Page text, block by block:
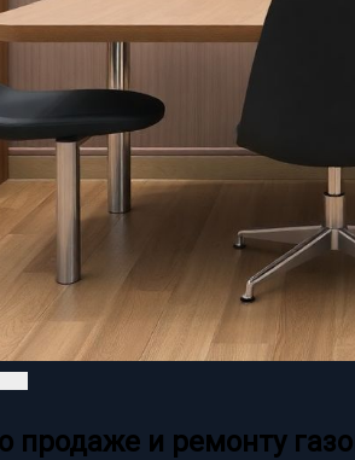
продаже и ремонту